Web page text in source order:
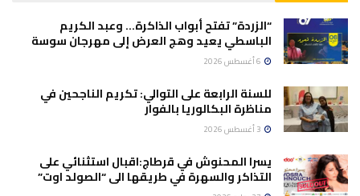
“الزردة” تفتح أبواب الذاكرة… وعبد الكريم
الباسطي يعيد وهج العرض إلى مهرجان سوسة
للسنة الرابعة على التوالي: تكريم الناجحين في
مناظرة البكالوريا بالفوار
يسرا المحنوش في قرطاج:اقبال استثنائي على
التذاكر والسهرة في طريقها الى “الصولد اوت”